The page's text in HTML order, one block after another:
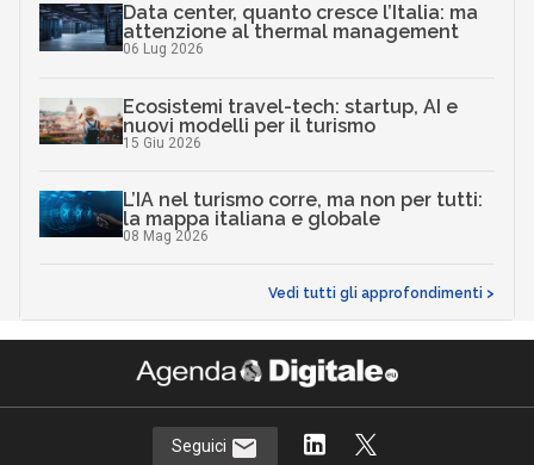
Data center, quanto cresce l’Italia: ma
attenzione al thermal management
06 Lug 2026
Ecosistemi travel-tech: startup, AI e
nuovi modelli per il turismo
15 Giu 2026
L’IA nel turismo corre, ma non per tutti:
la mappa italiana e globale
08 Mag 2026
Vedi tutti gli approfondimenti >
Seguici